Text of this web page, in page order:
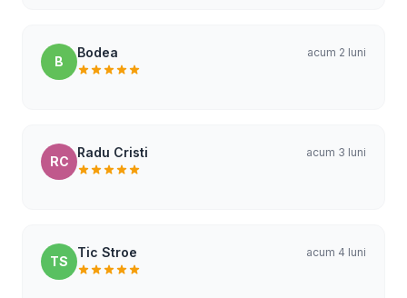
B
Bodea acum 2 luni
RC
Radu Cristi acum 3 luni
TS
Tic Stroe acum 4 luni